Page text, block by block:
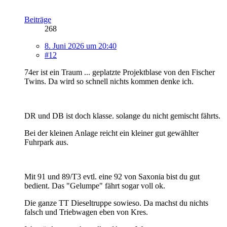
Beiträge
268
8. Juni 2026 um 20:40
#12
74er ist ein Traum ... geplatzte Projektblase von den Fischer
Twins. Da wird so schnell nichts kommen denke ich.
DR und DB ist doch klasse. solange du nicht gemischt fährts.
Bei der kleinen Anlage reicht ein kleiner gut gewählter
Fuhrpark aus.
Mit 91 und 89/T3 evtl. eine 92 von Saxonia bist du gut
bedient. Das "Gelumpe" fährt sogar voll ok.
Die ganze TT Dieseltruppe sowieso. Da machst du nichts
falsch und Triebwagen eben von Kres.